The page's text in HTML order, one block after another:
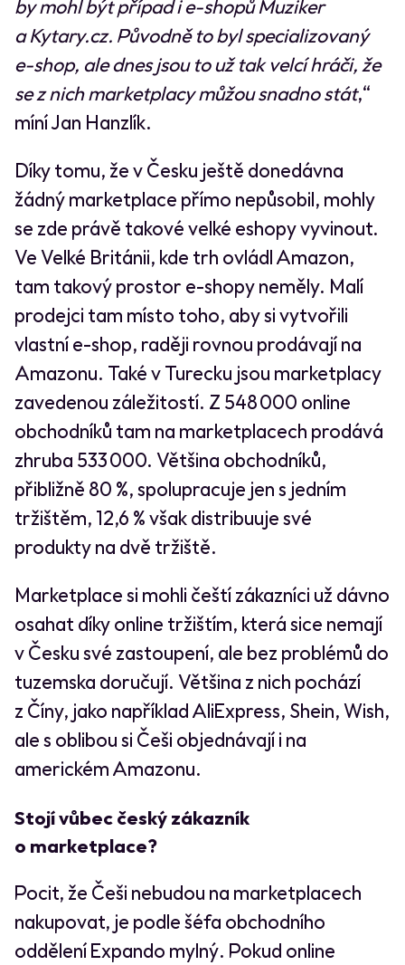
by mohl být případ i e-shopů Muziker
a Kytary.cz. Původně to byl specializovaný
e-shop, ale dnes jsou to už tak velcí hráči, že
se z nich marketplacy můžou snadno stát,“
míní Jan Hanzlík.
Díky tomu, že v Česku ještě donedávna
žádný marketplace přímo nepůsobil, mohly
se zde právě takové velké eshopy vyvinout.
Ve Velké Británii, kde trh ovládl Amazon,
tam takový prostor e-shopy neměly. Malí
prodejci tam místo toho, aby si vytvořili
vlastní e-shop, raději rovnou prodávají na
Amazonu. Také v Turecku jsou marketplacy
zavedenou záležitostí. Z 548 000 online
obchodníků tam na marketplacech prodává
zhruba 533 000. Většina obchodníků,
přibližně 80 %, spolupracuje jen s jedním
tržištěm, 12,6 % však distribuuje své
produkty na dvě tržiště.
Marketplace si mohli čeští zákazníci už dávno
osahat díky online tržištím, která sice nemají
v Česku své zastoupení, ale bez problémů do
tuzemska doručují. Většina z nich pochází
z Číny, jako například AliExpress, Shein, Wish,
ale s oblibou si Češi objednávají i na
americkém Amazonu.
Stojí vůbec český zákazník
o marketplace?
Pocit, že Češi nebudou na marketplacech
nakupovat, je podle šéfa obchodního
oddělení Expando mylný. Pokud online